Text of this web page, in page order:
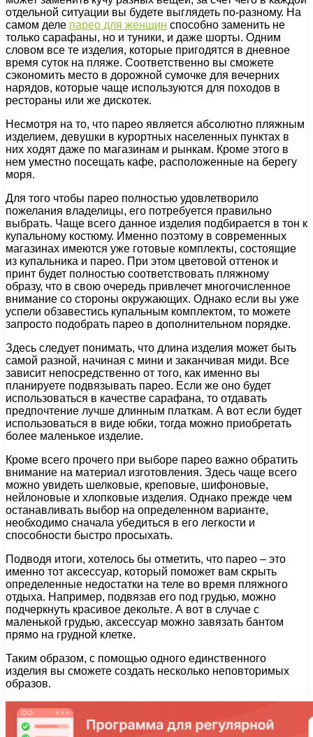
отдельной ситуации вы будете выглядеть по-разному. На
самом деле парео для женщин способно заменить не
только сарафаны, но и туники, и даже шорты. Одним
словом все те изделия, которые пригодятся в дневное
время суток на пляже. Соответственно вы сможете
сэкономить место в дорожной сумочке для вечерних
нарядов, которые чаще используются для походов в
рестораны или же дискотек.
Несмотря на то, что парео является абсолютно пляжным
изделием, девушки в курортных населенных пунктах в
них ходят даже по магазинам и рынкам. Кроме этого в
нем уместно посещать кафе, расположенные на берегу
моря.
Для того чтобы парео полностью удовлетворило
пожелания владелицы, его потребуется правильно
выбрать. Чаще всего данное изделия подбирается в тон к
купальному костюму. Именно поэтому в современных
магазинах имеются уже готовые комплекты, состоящие
из купальника и парео. При этом цветовой оттенок и
принт будет полностью соответствовать пляжному
образу, что в свою очередь привлечет многочисленное
внимание со стороны окружающих. Однако если вы уже
успели обзавестись купальным комплектом, то можете
запросто подобрать парео в дополнительном порядке.
Здесь следует понимать, что длина изделия может быть
самой разной, начиная с мини и заканчивая миди. Все
зависит непосредственно от того, как именно вы
планируете подвязывать парео. Если же оно будет
использоваться в качестве сарафана, то отдавать
предпочтение лучше длинным платкам. А вот если будет
использоваться в виде юбки, тогда можно приобретать
более маленькое изделие.
Кроме всего прочего при выборе парео важно обратить
внимание на материал изготовления. Здесь чаще всего
можно увидеть шелковые, креповые, шифоновые,
нейлоновые и хлопковые изделия. Однако прежде чем
останавливать выбор на определенном варианте,
необходимо сначала убедиться в его легкости и
способности быстро просыхать.
Подводя итоги, хотелось бы отметить, что парео – это
именно тот аксессуар, который поможет вам скрыть
определенные недостатки на теле во время пляжного
отдыха. Например, подвязав его под грудью, можно
подчеркнуть красивое декольте. А вот в случае с
маленькой грудью, аксессуар можно завязать бантом
прямо на грудной клетке.
Таким образом, с помощью одного единственного
изделия вы сможете создать несколько неповторимых
образов.